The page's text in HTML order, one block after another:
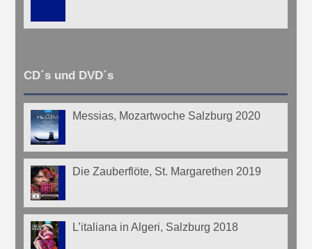
CD´s und DVD´s
Messias, Mozartwoche Salzburg 2020
Die Zauberflöte, St. Margarethen 2019
L’italiana in Algeri, Salzburg 2018